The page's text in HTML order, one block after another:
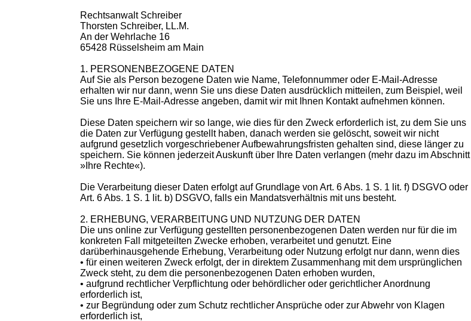
Rechtsanwalt Schreiber
Thorsten Schreiber, LL.M.
An der Wehrlache 16
65428 Rüsselsheim am Main
1. PERSONENBEZOGENE DATEN
Auf Sie als Person bezogene Daten wie Name, Telefonnummer oder E-Mail-Adresse
erhalten wir nur dann, wenn Sie uns diese Daten ausdrücklich mitteilen, zum Beispiel, weil
Sie uns Ihre E-Mail-Adresse angeben, damit wir mit Ihnen Kontakt aufnehmen können.
Diese Daten speichern wir so lange, wie dies für den Zweck erforderlich ist, zu dem Sie uns
die Daten zur Verfügung gestellt haben, danach werden sie gelöscht, soweit wir nicht
aufgrund gesetzlich vorgeschriebener Aufbewahrungsfristen gehalten sind, diese länger zu
speichern. Sie können jederzeit Auskunft über Ihre Daten verlangen (mehr dazu im Abschnitt
»Ihre Rechte«).
Die Verarbeitung dieser Daten erfolgt auf Grundlage von Art. 6 Abs. 1 S. 1 lit. f) DSGVO oder
Art. 6 Abs. 1 S. 1 lit. b) DSGVO, falls ein Mandatsverhältnis mit uns besteht.
2. ERHEBUNG, VERARBEITUNG UND NUTZUNG DER DATEN
Die uns online zur Verfügung gestellten personenbezogenen Daten werden nur für die im
konkreten Fall mitgeteilten Zwecke erhoben, verarbeitet und genutzt. Eine
darüberhinausgehende Erhebung, Verarbeitung oder Nutzung erfolgt nur dann, wenn dies
• für einen weiteren Zweck erfolgt, der in direktem Zusammenhang mit dem ursprünglichen
Zweck steht, zu dem die personenbezogenen Daten erhoben wurden,
• aufgrund rechtlicher Verpflichtung oder behördlicher oder gerichtlicher Anordnung
erforderlich ist,
• zur Begründung oder zum Schutz rechtlicher Ansprüche oder zur Abwehr von Klagen
erforderlich ist,